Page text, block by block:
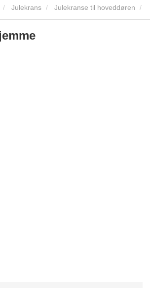
Julekrans Julekranse til hoveddøren